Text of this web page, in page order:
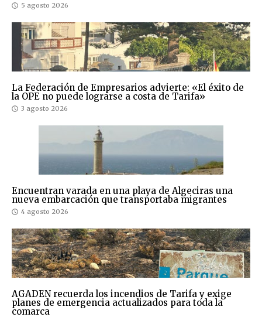
5 agosto 2026
La Federación de Empresarios advierte: «El éxito de
la OPE no puede lograrse a costa de Tarifa»
3 agosto 2026
Encuentran varada en una playa de Algeciras una
nueva embarcación que transportaba migrantes
4 agosto 2026
AGADEN recuerda los incendios de Tarifa y exige
planes de emergencia actualizados para toda la
comarca